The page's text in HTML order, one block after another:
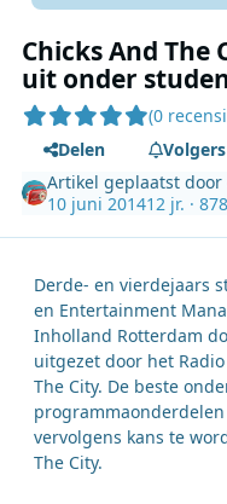
Chicks And
uit onder
(0
Delen
Volgers
Artikel geplaatst door
10 juni 201412 jr. ·
Derde- en vierdejaars
en Entertainment
Inholland Rotterdam
uitgezet door het
The City. De beste
vervolgens kans te
The City.